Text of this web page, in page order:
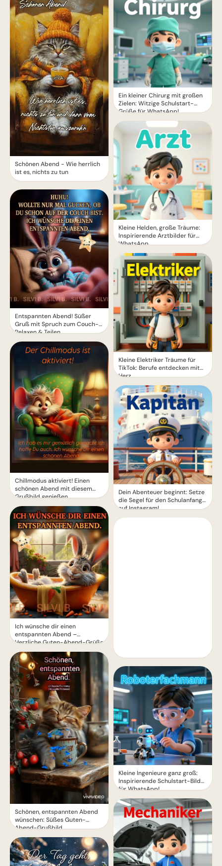
Schönen Abend - Wie herrlich
ist es, nichts zu tun
Entspannten Abend! Süßer
Gruß mit Spruch zum Couch-
Relaxen & Teilen
Chillmodus aktiviert! Einen
schönen Abend mit diesem
Grußbild genießen.
Ich wünsche dir einen
entspannten Abend –
Herzliche Guten-Abend-Grüße
Schönen, entspannten Abend
wünschen: Süßes Guten-
Abend-Grußbild
Ein kleiner Chirurg mit großen
Zielen: Witzige Schulstart-
Grüße für WhatsApp!
Kleine Helden, große Träume:
Inspirierende Arztbilder für
WhatsApp.
Kleine Elektriker Träume für
TikTok: Berufe entdecken mit
Herz
Dein Abenteuer beginnt: Setze
die Segel für den Schulanfang
auf Instagram!
Kleine Ingenieure ganz groß:
Inspirierende Schulstart-Bilder
für WhatsApp!